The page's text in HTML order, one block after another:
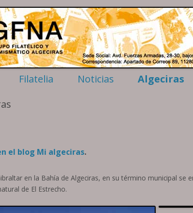
sur de la península
al
Filatelia Noticias Algeciras
el blog Mi algeciras.
en la Bahía de Algeciras, en su término municipal se
de El Estrecho.